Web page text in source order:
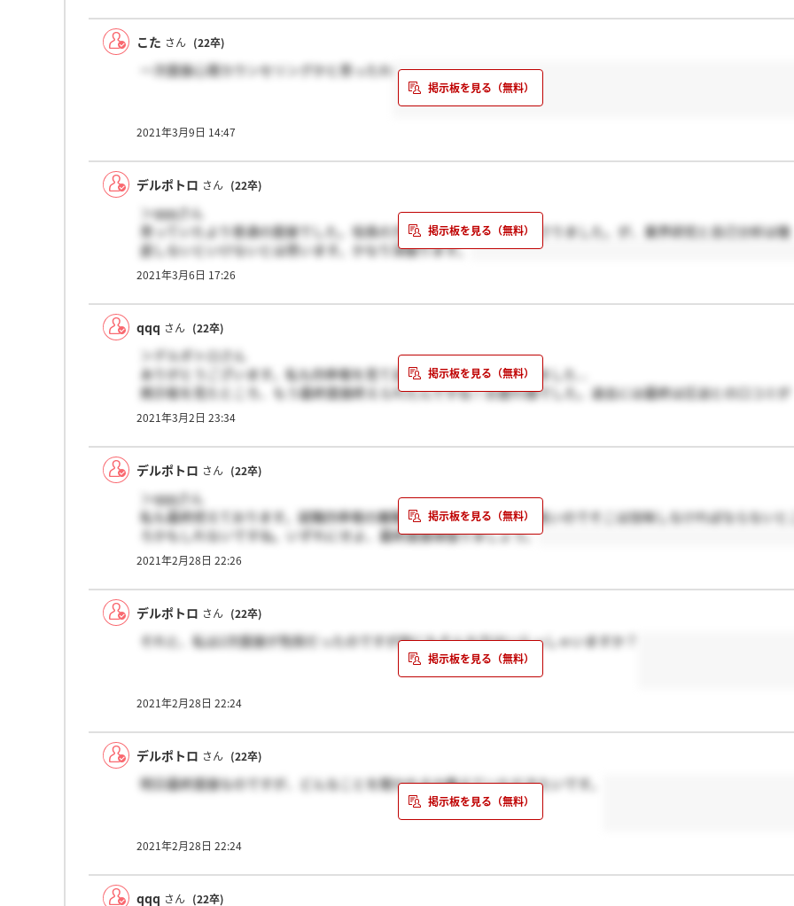
こた さん (22卒)
一次面接心理カウンセリングかと思ったわ
2021年3月9日 14:47
デルポトロ さん (22卒)
＞qqqさん
思っていたより普通の面接でした。役員の方も真剣に話を聞いて下さりました。が、業界研究と自己分析は徹
底しないといけないとは思います。かなり深掘ります。
2021年3月6日 17:26
qqq さん (22卒)
＞デルポトロさん
ありがとうございます。私も四季報を見て全く同じことを思っていました...
掲示板を見たところ、もう最終面接終えられたんですね！お疲れ様でした。過去には最終は圧迫との口コミが
多いですが、今年は実際のところ雰囲気はいかがでしたでしょうか。差し支えなければ教えていただければ嬉
2021年3月2日 23:34
デルポトロ さん (22卒)
＞qqqさん
私も最終控えております。就職四季報の離職率も正直言ってかなり高いのでそこは加味しなければならないと
ろかもしれないですね。いずれにせよ、最終面接頑張りましょう。
2021年2月28日 22:26
デルポトロ さん (22卒)
それと、私は2次面接が免除だったのですが他にもそんな方はいらっしゃいますか？
2021年2月28日 22:24
デルポトロ さん (22卒)
明日最終面接なのですが、どんなことを聞かれるか教えていただきたいです。
2021年2月28日 22:24
qqq さん (22卒)